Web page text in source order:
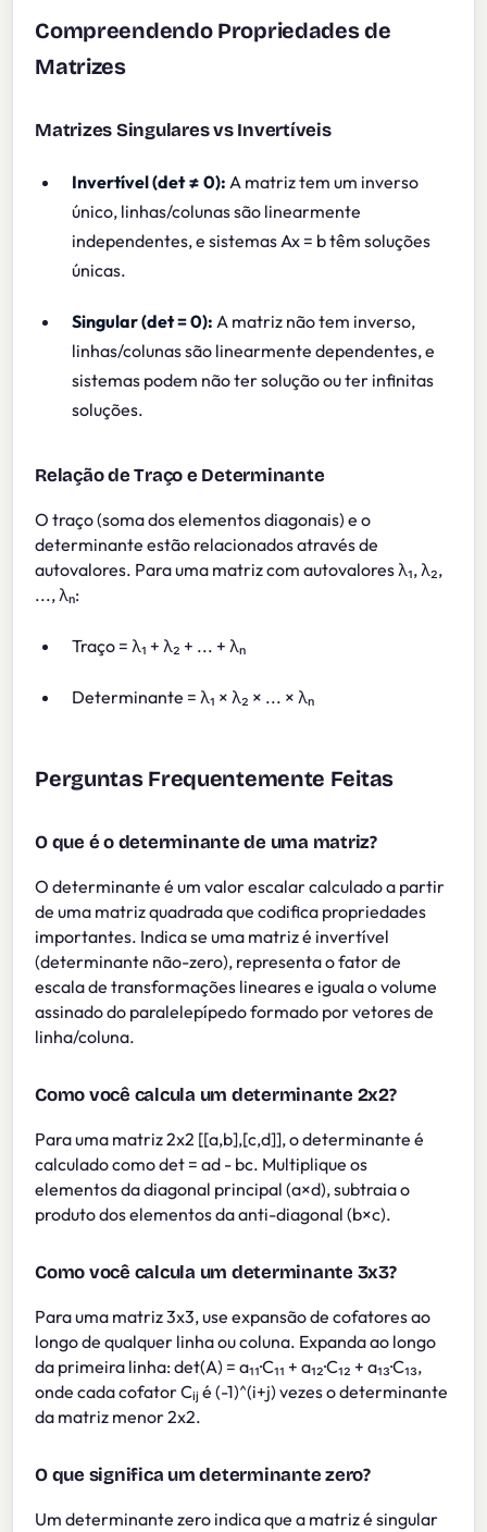
Compreendendo Propriedades de
Matrizes
Matrizes Singulares vs Invertíveis
Invertível (det ≠ 0): A matriz tem um inverso
único, linhas/colunas são linearmente
independentes, e sistemas Ax = b têm soluções
únicas.
Singular (det = 0): A matriz não tem inverso,
linhas/colunas são linearmente dependentes, e
sistemas podem não ter solução ou ter infinitas
soluções.
Relação de Traço e Determinante
O traço (soma dos elementos diagonais) e o
determinante estão relacionados através de
autovalores. Para uma matriz com autovalores λ₁, λ₂,
..., λₙ:
Traço = λ₁ + λ₂ + ... + λₙ
Determinante = λ₁ × λ₂ × ... × λₙ
Perguntas Frequentemente Feitas
O que é o determinante de uma matriz?
O determinante é um valor escalar calculado a partir
de uma matriz quadrada que codifica propriedades
importantes. Indica se uma matriz é invertível
(determinante não-zero), representa o fator de
escala de transformações lineares e iguala o volume
assinado do paralelepípedo formado por vetores de
linha/coluna.
Como você calcula um determinante 2x2?
Para uma matriz 2x2 [[a,b],[c,d]], o determinante é
calculado como det = ad - bc. Multiplique os
elementos da diagonal principal (a×d), subtraia o
produto dos elementos da anti-diagonal (b×c).
Como você calcula um determinante 3x3?
Para uma matriz 3x3, use expansão de cofatores ao
longo de qualquer linha ou coluna. Expanda ao longo
da primeira linha: det(A) = a₁₁·C₁₁ + a₁₂·C₁₂ + a₁₃·C₁₃,
onde cada cofator Cᵢⱼ é (-1)^(i+j) vezes o determinante
da matriz menor 2x2.
O que significa um determinante zero?
Um determinante zero indica que a matriz é singular